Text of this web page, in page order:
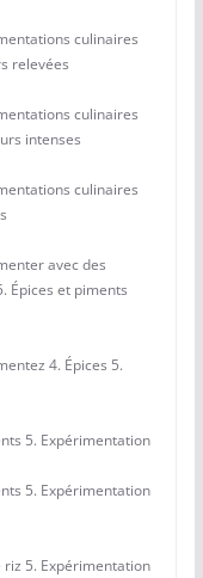
culinaires
relevées
culinaires
intenses
culinaires
avec des
Épices et piments
4. Épices 5.
5. Expérimentation
5. Expérimentation
riz 5. Expérimentation